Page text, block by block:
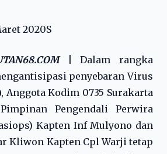
2020S
|
Dalam rangka
penyebaran Virus
Anggota Kodim 0735 Surakarta
Pengendali Perwira
Kapten Inf Mulyono dan
Kliwon Kapten Cpl Warji tetap